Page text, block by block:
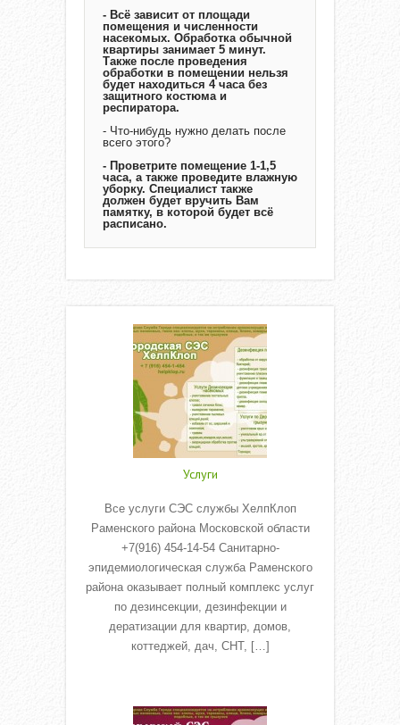
- Всё зависит от площади
помещения и численности
насекомых. Обработка обычной
квартиры занимает 5 минут.
Также после проведения
обработки в помещении нельзя
будет находиться 4 часа без
защитного костюма и
респиратора.
- Что-нибудь нужно делать после
всего этого?
- Проветрите помещение 1-1,5
часа, а также проведите влажную
уборку. Специалист также
должен будет вручить Вам
памятку, в которой будет всё
расписано.
Услуги
Все услуги СЭС службы ХелпКлоп
Раменского района Московской области
+7(916) 454-14-54 Санитарно-
эпидемиологическая служба Раменского
района оказывает полный комплекс услуг
по дезинсекции, дезинфекции и
дератизации для квартир, домов,
коттеджей, дач, СНТ, […]